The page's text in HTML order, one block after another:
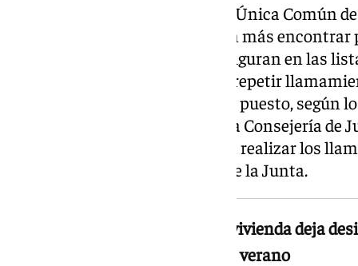
El sindicato añade que la Bolsa Única Común
desde 2019, lo que complica aún más
muchos de los candidatos que figuran en las
situación laboral. Esto obliga a repetir
individuales para cubrir un solo puesto, según
elevado número de renuncias, la Consejería
Función Pública ha empezado a realizar los
a través de la sede electrónica de la Junta.
CSIF advierte de que la falta de vivienda deja
cubrir puestos temporales cada verano